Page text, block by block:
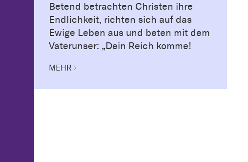
Betend betrachten Christen ihre
Endlichkeit, richten sich auf das
Ewige Leben aus und beten mit dem
Vaterunser: „Dein Reich komme!
MEHR